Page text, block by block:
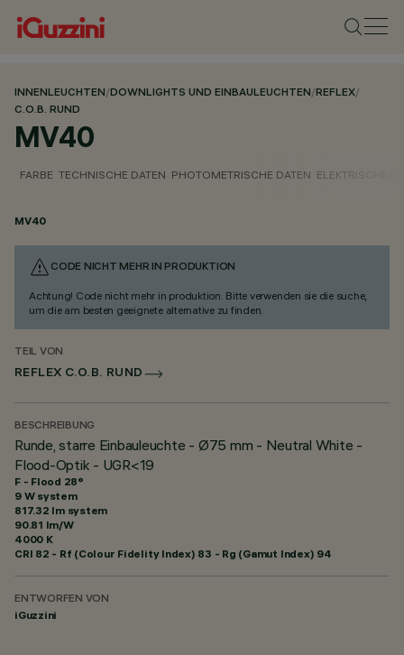
INNENLEUCHTEN/DOWNLIGHTS UND EINBAULEUCHTEN/REFLEX/
C.O.B. RUND
MV40
FARBE TECHNISCHE DATEN PHOTOMETRISCHE DATEN ELEKTRISCHE
MV40
CODE NICHT MEHR IN PRODUKTION
Achtung! Code nicht mehr in produktion. Bitte verwenden sie die suche,
um die am besten geeignete alternative zu finden.
TEIL VON
REFLEX C.O.B. RUND
BESCHREIBUNG
Runde, starre Einbauleuchte - Ø75 mm - Neutral White -
Flood-Optik - UGR<19
F - Flood 28°
9 W system
817.32 lm system
90.81 lm/W
4000 K
CRI 82 - Rf (Colour Fidelity Index) 83 - Rg (Gamut Index) 94
ENTWORFEN VON
iGuzzini